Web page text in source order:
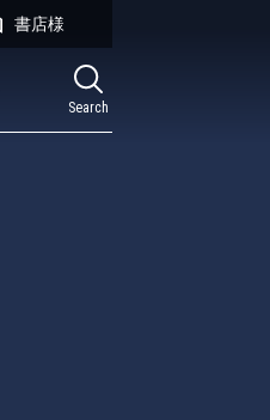
Search
書店様